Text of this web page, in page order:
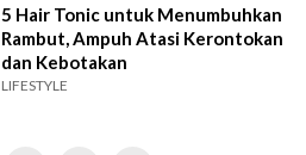
5 Hair Tonic untuk Menumbuhkan
Rambut, Ampuh Atasi Kerontokan
dan Kebotakan
LIFESTYLE